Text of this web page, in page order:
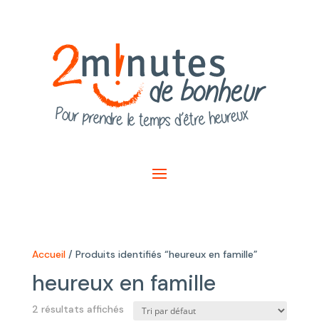
Accueil/ Produits identifiés “heureux en famille”
heureux en famille
2 résultats affichés